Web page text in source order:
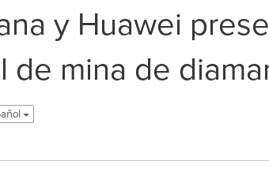
y Huawei
de mina de